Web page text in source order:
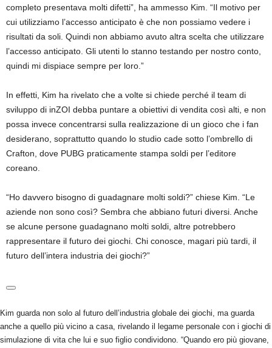
completo presentava molti difetti”, ha ammesso Kim. “Il motivo per
cui utilizziamo l’accesso anticipato è che non possiamo vedere i
risultati da soli. Quindi non abbiamo avuto altra scelta che utilizzare
l’accesso anticipato. Gli utenti lo stanno testando per nostro conto,
quindi mi dispiace sempre per loro.”
In effetti, Kim ha rivelato che a volte si chiede perché il team di
sviluppo di inZOI debba puntare a obiettivi di vendita così alti, e non
possa invece concentrarsi sulla realizzazione di un gioco che i fan
desiderano, soprattutto quando lo studio cade sotto l’ombrello di
Crafton, dove PUBG praticamente stampa soldi per l’editore
coreano.
“Ho davvero bisogno di guadagnare molti soldi?” chiese Kim. “Le
aziende non sono così? Sembra che abbiano futuri diversi. Anche
se alcune persone guadagnano molti soldi, altre potrebbero
rappresentare il futuro dei giochi. Chi conosce, magari più tardi, il
futuro dell’intera industria dei giochi?”
Kim guarda non solo al futuro dell’industria globale dei giochi, ma guarda
anche a quello più vicino a casa, rivelando il legame personale con i giochi di
simulazione di vita che lui e suo figlio condividono. “Quando ero più giovane,